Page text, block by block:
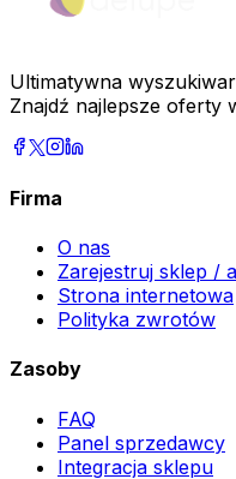
Ultimatywna
Znajdź najlepsze oferty
Firma
O nas
Zarejestruj sklep /
Strona internetowa
Polityka zwrotów
Zasoby
FAQ
Panel sprzedawcy
Integracja sklepu